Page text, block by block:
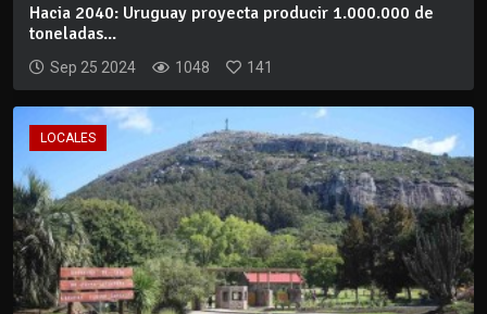
Hacia 2040: Uruguay proyecta producir 1.000.000 de
toneladas...
Sep 25 2024 1048 141
LOCALES